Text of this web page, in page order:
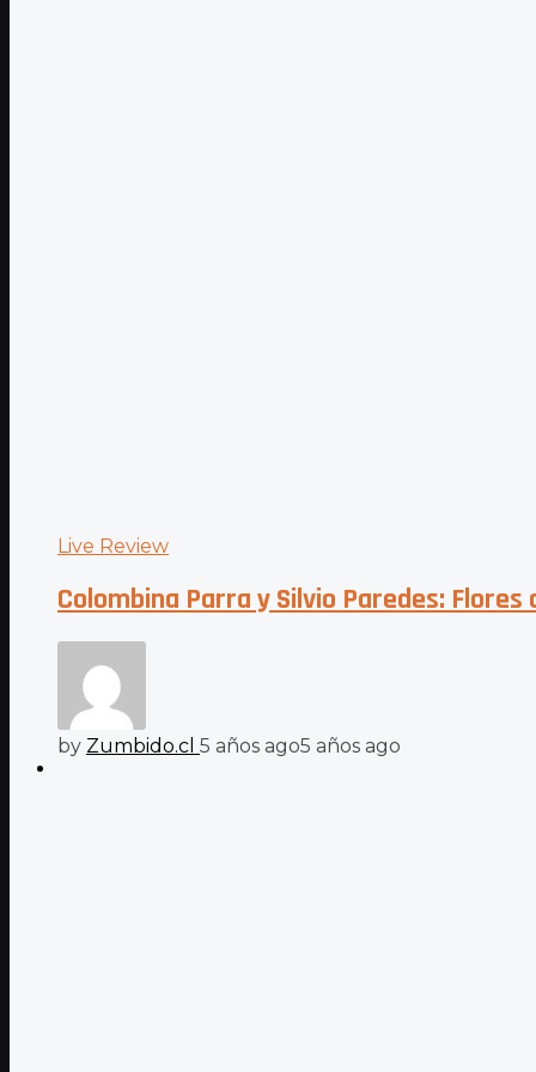
Live Review
Colombina Parra y Silvio Paredes:
by Zumbido.cl 5 años ago5 años ago